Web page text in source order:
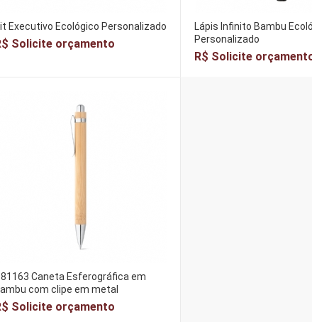
Executivo Ecológico Personalizado
Solicite orçamento
Lápis Infinito Bambu
Personalizado
R$ Solicite
Caneta Esferográfica em
com clipe em metal
Solicite orçamento